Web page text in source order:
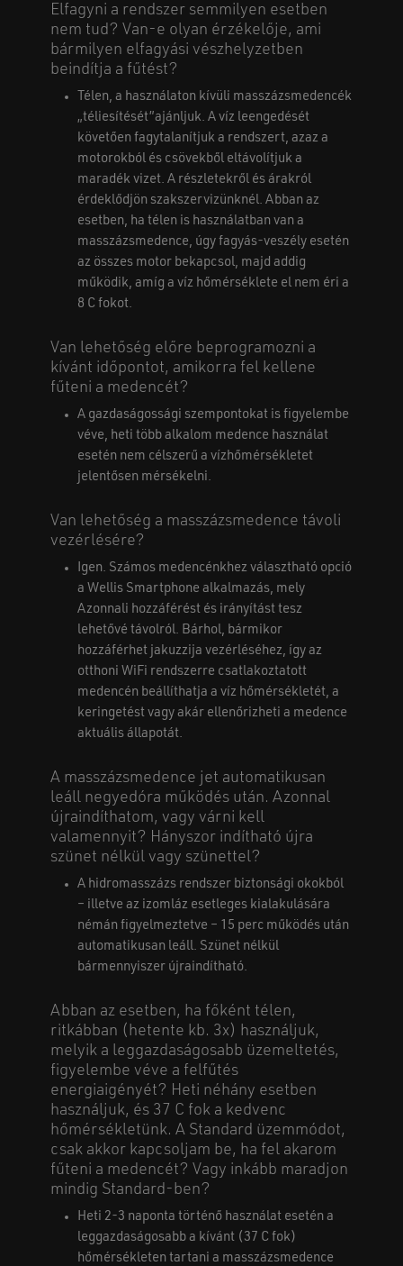
Elfagyni a rendszer semmilyen esetben
nem tud? Van-e olyan érzékelője, ami
bármilyen elfagyási vészhelyzetben
beindítja a fűtést?
Télen, a használaton kívüli masszázsmedencék
„téliesítését”ajánljuk. A víz leengedését
követően fagytalanítjuk a rendszert, azaz a
motorokból és csövekből eltávolítjuk a
maradék vizet. A részletekről és árakról
érdeklődjön szakszervizünknél. Abban az
esetben, ha télen is használatban van a
masszázsmedence, úgy fagyás-veszély esetén
az összes motor bekapcsol, majd addig
működik, amíg a víz hőmérséklete el nem éri a
8 C fokot.
Van lehetőség előre beprogramozni a
kívánt időpontot, amikorra fel kellene
fűteni a medencét?
A gazdaságossági szempontokat is figyelembe
véve, heti több alkalom medence használat
esetén nem célszerű a vízhőmérsékletet
jelentősen mérsékelni.
Van lehetőség a masszázsmedence távoli
vezérlésére?
Igen. Számos medencénkhez választható opció
a Wellis Smartphone alkalmazás, mely
Azonnali hozzáférést és irányítást tesz
lehetővé távolról. Bárhol, bármikor
hozzáférhet jakuzzija vezérléséhez, így az
otthoni WiFi rendszerre csatlakoztatott
medencén beállíthatja a víz hőmérsékletét, a
keringetést vagy akár ellenőrizheti a medence
aktuális állapotát.
A masszázsmedence jet automatikusan
leáll negyedóra működés után. Azonnal
újraindíthatom, vagy várni kell
valamennyit? Hányszor indítható újra
szünet nélkül vagy szünettel?
A hidromasszázs rendszer biztonsági okokból
– illetve az izomláz esetleges kialakulására
némán figyelmeztetve – 15 perc működés után
automatikusan leáll. Szünet nélkül
bármennyiszer újraindítható.
Abban az esetben, ha főként télen,
ritkábban (hetente kb. 3x) használjuk,
melyik a leggazdaságosabb üzemeltetés,
figyelembe véve a felfűtés
energiaigényét? Heti néhány esetben
használjuk, és 37 C fok a kedvenc
hőmérsékletünk. A Standard üzemmódot,
csak akkor kapcsoljam be, ha fel akarom
fűteni a medencét? Vagy inkább maradjon
mindig Standard-ben?
Heti 2-3 naponta történő használat esetén a
leggazdaságosabb a kívánt (37 C fok)
hőmérsékleten tartani a masszázsmedence